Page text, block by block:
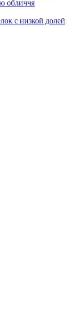
обличчя
с низкой долей